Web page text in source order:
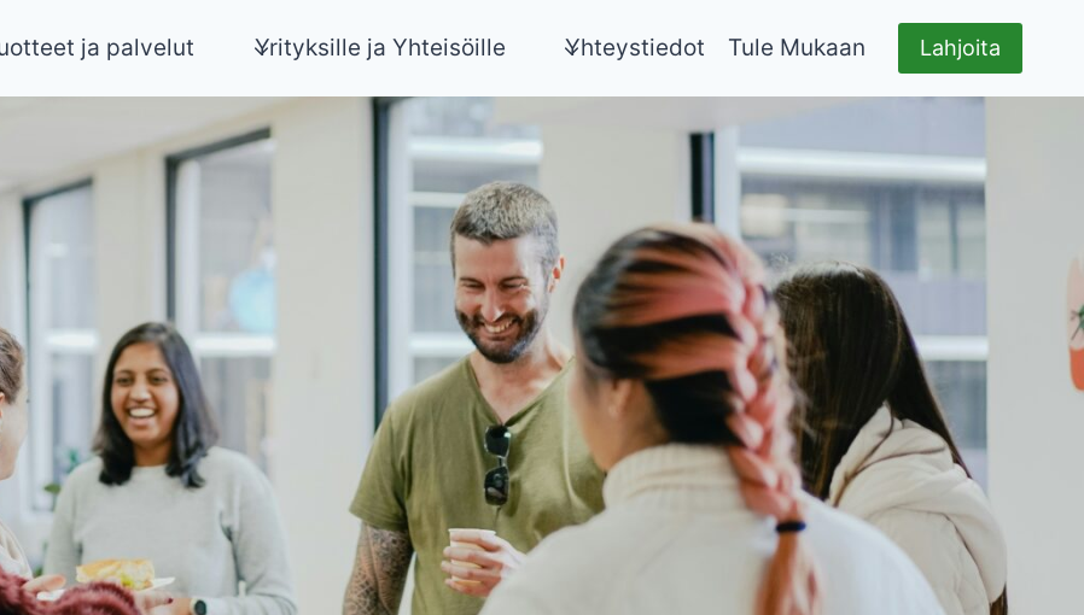
ja palvelut Yrityksille ja Yhteisöille Yhteystiedot Tule Mukaan Lahjoita